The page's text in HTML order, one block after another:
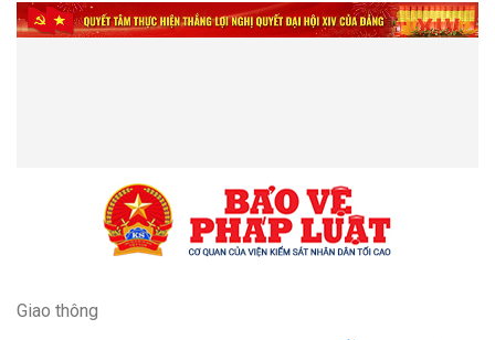
Giao thông